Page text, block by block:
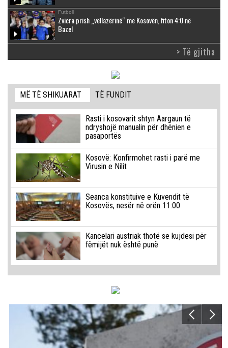
Futboll
Zvicra prish „vëllazërinë“ me Kosovën, fiton 4:0 në
Bazel
> Të gjitha
MË TË SHIKUARAT TË FUNDIT
Rasti i kosovarit shtyn Aargaun të
ndryshojë manualin për dhënien e
pasaportës
Kosovë: Konfirmohet rasti i parë me
Virusin e Nilit
Seanca konstituive e Kuvendit të
Kosovës, nesër në orën 11:00
Kancelari austriak thotë se kujdesi për
fëmijët nuk është punë